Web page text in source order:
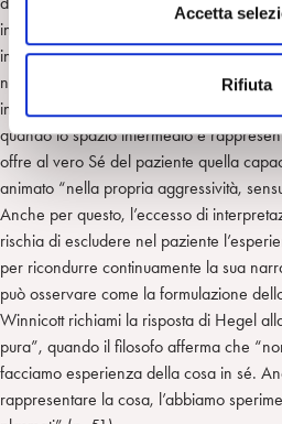
s
e
n
o
Accetta
Rifiuta
intermedio sia all’origine esclusiva degli
investono i fenomeni e gli oggetti,
non me”; la loro consistenza è di non
incarnare le caratteristiche della realtà
quando lo spazio intermedio è
offre al vero Sé del paziente quella
animato “nella propria aggressività,
Anche per questo, l’eccesso di
rischia di escludere nel paziente
per ricondurre continuamente la sua
può osservare come la formulazione
Winnicott richiami la risposta di Hegel
pura”, quando il filosofo afferma che
facciamo esperienza della cosa in sé.
rappresentare la cosa, l’abbiamo